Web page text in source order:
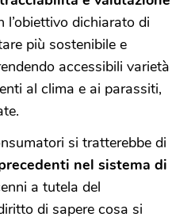
l’obiettivo dichiarato di
più sostenibile e
accessibili varietà
al clima e ai parassiti,
.
si tratterebbe di
nel sistema di
a tutela del
di sapere cosa si